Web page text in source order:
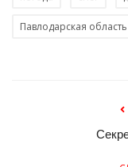
Павлодарская область